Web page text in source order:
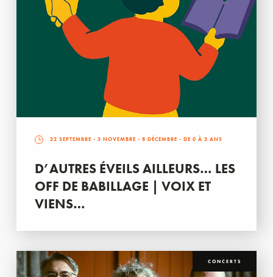
22 SEPTEMBRE - 3 NOVEMBRE - 8 DÉCEMBRE - DE 0 À 3 ANS
D’AUTRES ÉVEILS AILLEURS… LES
OFF DE BABILLAGE | VOIX ET
VIENS…
CONCERTS